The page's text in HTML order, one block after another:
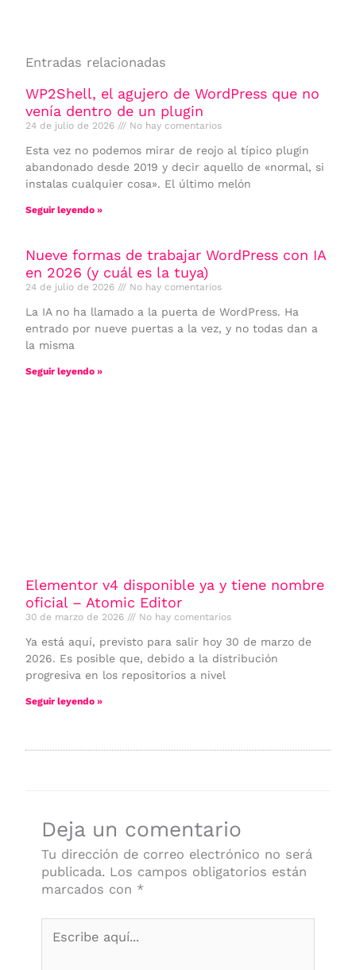
Entradas relacionadas
WP2Shell, el agujero de WordPress que no
venía dentro de un plugin
24 de julio de 2026 No hay comentarios
Esta vez no podemos mirar de reojo al típico plugin
abandonado desde 2019 y decir aquello de «normal, si
instalas cualquier cosa». El último melón
Seguir leyendo »
Nueve formas de trabajar WordPress con IA
en 2026 (y cuál es la tuya)
24 de julio de 2026 No hay comentarios
La IA no ha llamado a la puerta de WordPress. Ha
entrado por nueve puertas a la vez, y no todas dan a
la misma
Seguir leyendo »
Elementor v4 disponible ya y tiene nombre
oficial – Atomic Editor
30 de marzo de 2026 No hay comentarios
Ya está aquí, previsto para salir hoy 30 de marzo de
2026. Es posible que, debido a la distribución
progresiva en los repositorios a nivel
Seguir leyendo »
Deja un comentario
Tu dirección de correo electrónico no será
publicada. Los campos obligatorios están
marcados con *
aquí...